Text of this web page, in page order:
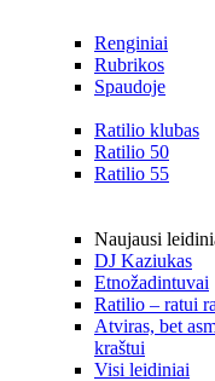
Renginiai
Rubrikos
Spaudoje
Ratilio klubas
Ratilio 50
Ratilio 55
Naujausi
DJ Kaziukas
Etnožadintuvai
Ratilio – ratui
Atviras, bet
kraštui
Visi leidiniai